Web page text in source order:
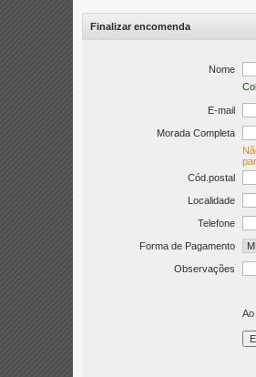
Finalizar encomenda
Nome
E-mail
Morada Completa
Cód.postal
Localidade
Telefone
Forma de Pagamento
Observações